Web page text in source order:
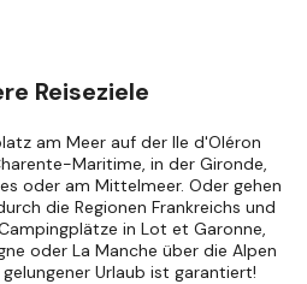
Reiseziele
am Meer auf der Ile d'Oléron
Maritime, in der Gironde,
oder am Mittelmeer. Oder gehen
die Regionen Frankreichs und
in Lot et Garonne,
oder La Manche über die Alpen
Urlaub ist garantiert!